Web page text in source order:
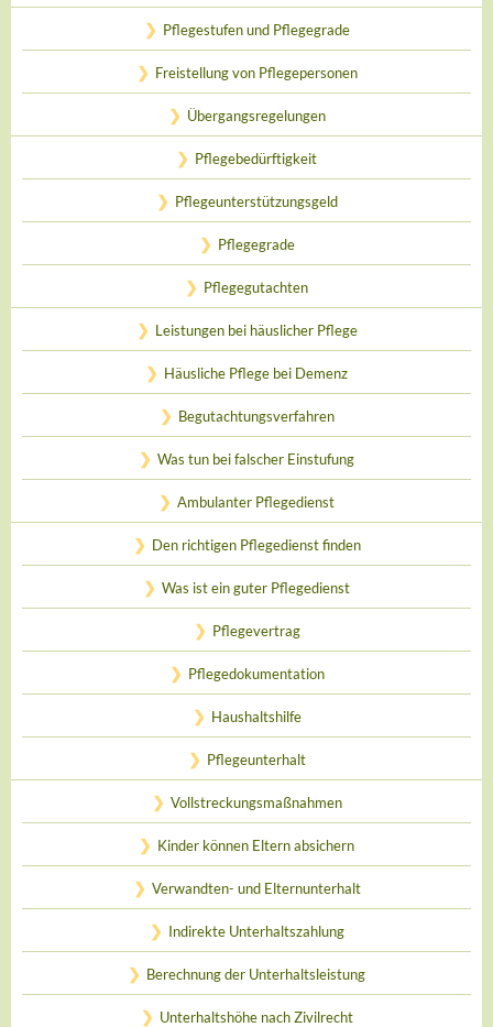
Pflegestufen und Pflegegrade
Freistellung von Pflegepersonen
Übergangsregelungen
Pflegebedürftigkeit
Pflegeunterstützungsgeld
Pflegegrade
Pflegegutachten
Leistungen bei häuslicher Pflege
Häusliche Pflege bei Demenz
Begutachtungsverfahren
Was tun bei falscher Einstufung
Ambulanter Pflegedienst
Den richtigen Pflegedienst finden
Was ist ein guter Pflegedienst
Pflegevertrag
Pflegedokumentation
Haushaltshilfe
Pflegeunterhalt
Vollstreckungsmaßnahmen
Kinder können Eltern absichern
Verwandten- und Elternunterhalt
Indirekte Unterhaltszahlung
Berechnung der Unterhaltsleistung
Unterhaltshöhe nach Zivilrecht